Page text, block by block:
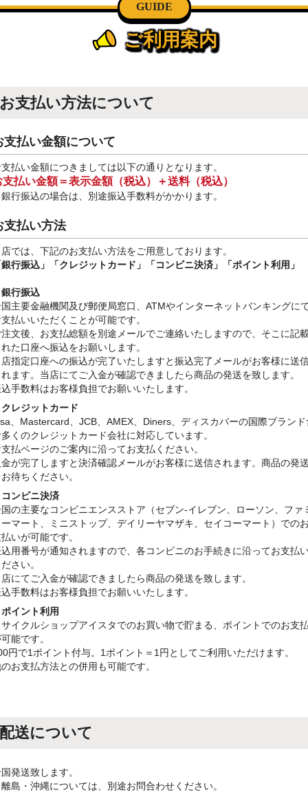
GUIDE
ご利用案内
お支払い方法について
支払い金額について
払い金額につきましては以下の通りとなります。
支払い金額＝表示金額（税込）＋送料（税込）
行振込の場合は、別途振込手数料がかかります。
支払い方法
では、下記のお支払い方法をご用意しております。
行振込」
「クレジットカード」「コンビニ決済」「ポイント利用」
行振込
主要金融機関及び郵便局窓口、ATMやインターネットバンキングに
払いいただくことが可能です。
文後、お支払総額を別途メールでご連絡いたしますので、そこに記
た口座へ振込をお願いします。
指定口座への振込が完了いたしますと振込完了メールがお客様に送
ます。当店にてご入金が確認できましたら商品の発送を致します。
手数料はお客様負担でお願いいたします。
レジットカード
、Mastercard、JCB、AMEX、Diners、ディスカバーの国際ブランド
くのクレジットカード会社に対応しています。
払ページのご案内に沿ってお支払ください。
が完了しますと決済確認メールがお客様に送信されます。商品の発
待ちください。
ンビニ決済
の主要なコンビニエンスストア（セブン-イレブン、ローソン、ファ
マート、ミニストップ、デイリーヤマザキ、セイコーマート）での
いが可能です。
用番号が通知されますので、各コンビニのお手続きに沿ってお支払
さい。
にてご入金が確認できましたら商品の発送を致します。
手数料はお客様負担でお願いいたします。
イント利用
イクルショップアイスタでのお買い物で貯まる、ポイントでのお支
能です。
円で1ポイント付与。1ポイント＝1円としてご利用いただけます。
お支払方法との併用も可能です。
配送について
発送致します。
島・沖縄については、別途お問合わせください。